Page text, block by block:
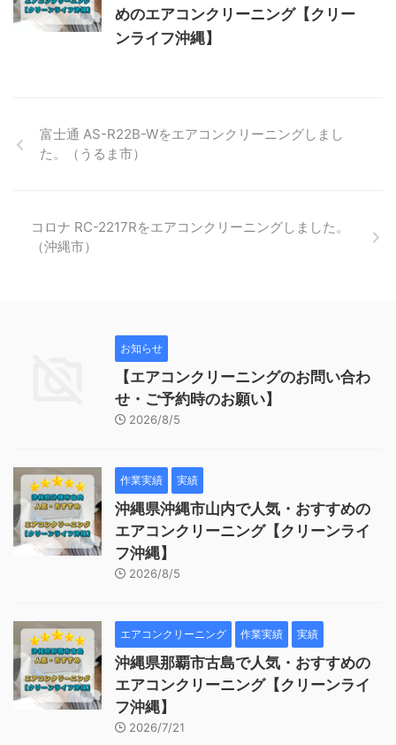
めのエアコンクリーニング【クリー
ンライフ沖縄】
富士通 AS-R22B-Wをエアコンクリーニングしまし
た。（うるま市）
コロナ RC-2217Rをエアコンクリーニングしました。
（沖縄市）
お知らせ
【エアコンクリーニングのお問い合わ
せ・ご予約時のお願い】
2026/8/5
作業実績 実績
沖縄県沖縄市山内で人気・おすすめの
エアコンクリーニング【クリーンライ
フ沖縄】
2026/8/5
エアコンクリーニング 作業実績 実績
沖縄県那覇市古島で人気・おすすめの
エアコンクリーニング【クリーンライ
フ沖縄】
2026/7/21